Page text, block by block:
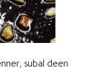
subal deen